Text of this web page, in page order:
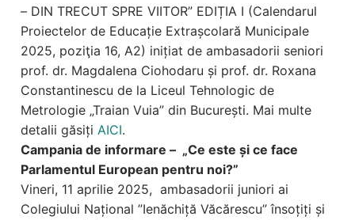
– DIN TRECUT SPRE VIITOR” EDIȚIA I (Calendarul
Proiectelor de Educație Extrașcolară Municipale
2025, poziţia 16, A2) inițiat de ambasadorii seniori
prof. dr. Magdalena Ciohodaru și prof. dr. Roxana
Constantinescu de la Liceul Tehnologic de
Metrologie „Traian Vuia” din București. Mai multe
detalii găsiți AICI.
Campania de informare – „Ce este și ce face
Parlamentul European pentru noi?”
Vineri, 11 aprilie 2025, ambasadorii juniori ai
Colegiului Național ”Ienăchiță Văcărescu” însoțiți și